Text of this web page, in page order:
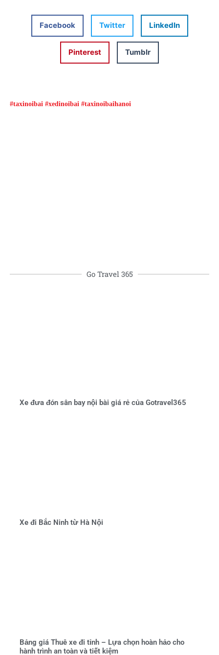
Facebook Twitter LinkedIn
Pinterest Tumblr
#taxinoibai #xedinoibai #taxinoibaihanoi
Go Travel 365
Xe đưa đón sân bay nội bài giá rẻ của Gotravel365
Xe đi Bắc Ninh từ Hà Nội
Bảng giá Thuê xe đi tỉnh – Lựa chọn hoàn hảo cho
hành trình an toàn và tiết kiệm